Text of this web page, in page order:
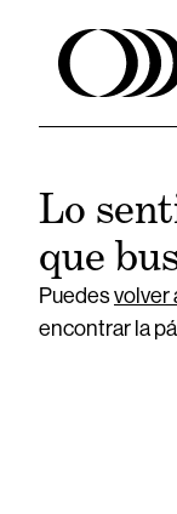
Lo
que
Puedesvolver
encontrar la